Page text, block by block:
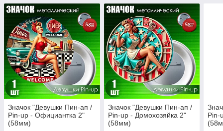
Значок "Девушки Пин-ап /
Pin-up - Официантка 2"
(58мм)
Значок "Девушки Пин-ап /
Pin-up - Домохозяйка 2"
(58мм)
Pin-